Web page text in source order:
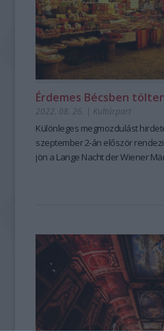
Érdemes Bécsben
2022. 08. 26. | Kultúrpart
Különleges megmozdulást
szeptember 2-án először
jön a Lange Nacht der Wiener